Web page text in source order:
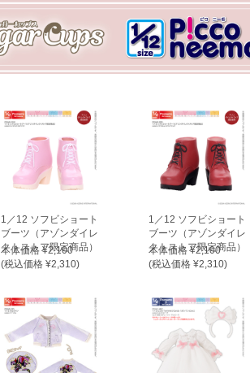
1／12 ソフビショート
ブーツ（アゾンダイレ
クトストア限定商品）
本体価格 ¥2,100
(税込価格 ¥2,310)
1／12 ソフビショート
ブーツ（アゾンダイレ
クトストア限定商品）
本体価格 ¥2,100
(税込価格 ¥2,310)